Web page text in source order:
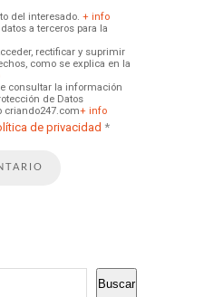
del interesado. + info
a terceros para la
rectificar y suprimir
como se explica en la
consultar la información
de Datos
criando247.com+ info
de privacidad *
Buscar